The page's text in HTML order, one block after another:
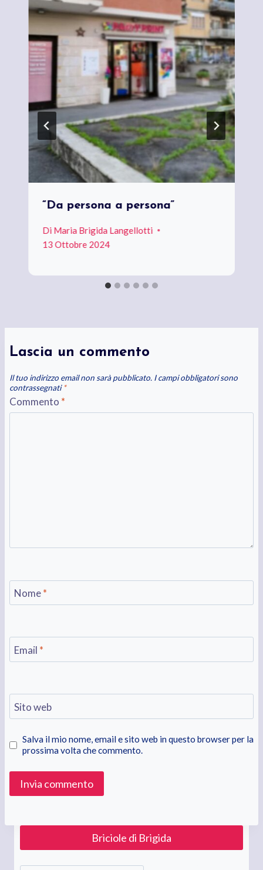
“Da persona a persona”
Di Maria Brigida Langellotti
13 Ottobre 2024
Lascia un commento
Il tuo indirizzo email non sarà pubblicato. I campi obbligatori sono
contrassegnati*
Commento *
Nome*
Email *
Sito web
Salva il mio nome, email e sito web in questo browser per la
prossima volta che commento.
Briciole di Brigida